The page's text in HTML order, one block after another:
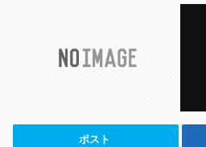
ポスト